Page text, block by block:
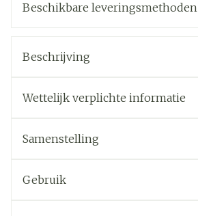
Beschikbare leveringsmethoden
Beschrijving
Wettelijk verplichte informatie
Samenstelling
Gebruik